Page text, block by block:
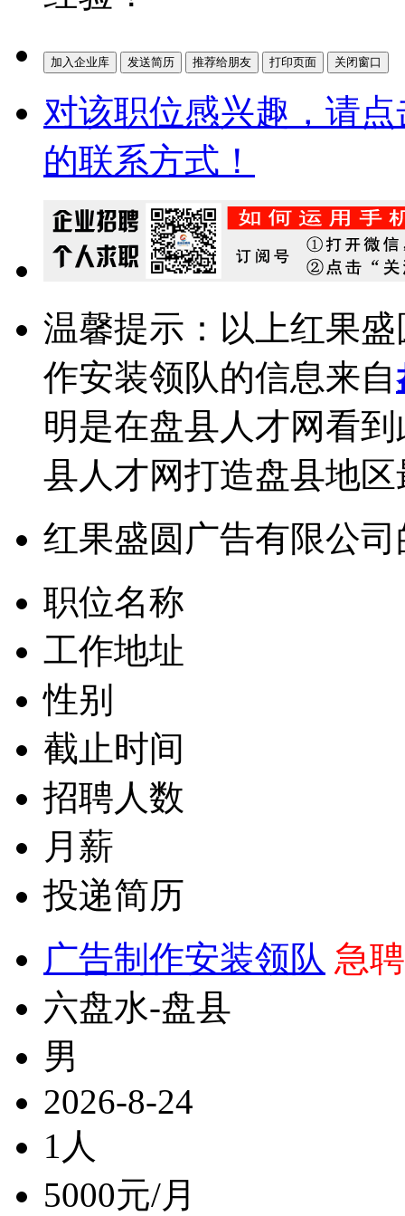
对该职位感兴趣，请
的联系方式！
温馨提示：以上红果
作安装领队的信息来自
明是在盘县人才网看
县人才网打造盘县地
红果盛圆广告有限公
职位名称
工作地址
性别
截止时间
招聘人数
月薪
投递简历
广告制作安装领队 急聘
六盘水-盘县
男
2026-8-24
1人
5000元/月